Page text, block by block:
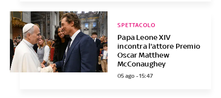
Papa Leone XIV
incontra l'attore Premio
Oscar Matthew
McConaughey
SPETTACOLO
05 ago - 15:47